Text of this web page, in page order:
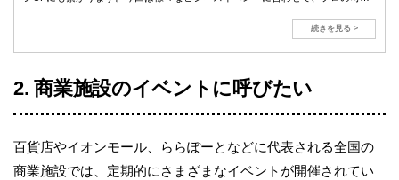
続きを見る >
2. 商業施設のイベントに呼びたい
百貨店やイオンモール、ららぽーとなどに代表される全国の
商業施設では、定期的にさまざまなイベントが開催されてい